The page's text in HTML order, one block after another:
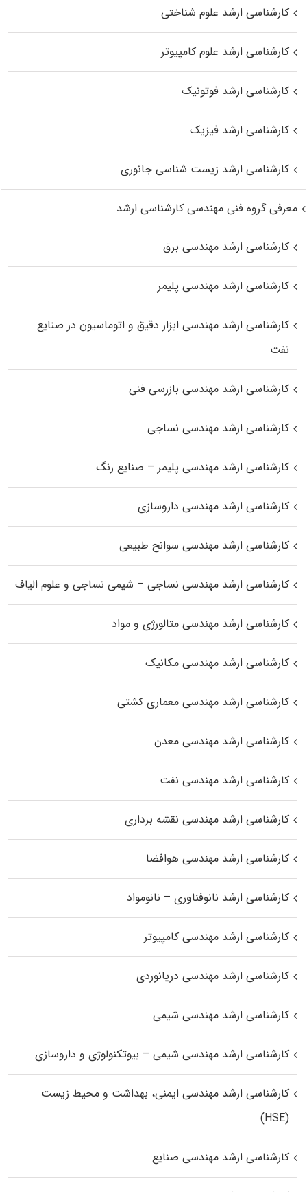
کارشناسی ارشد علوم شناختی
کارشناسی ارشد علوم کامپیوتر
کارشناسی ارشد فوتونیک
کارشناسی ارشد فیزیک
کارشناسی ارشد زیست‌ شناسی جانوری
معرفی گروه فنی مهندسی کارشناسی ارشد
کارشناسی ارشد مهندسی برق
کارشناسی ارشد مهندسی پلیمر
کارشناسی ارشد مهندسی ابزار دقیق و اتوماسیون در صنایع
نفت
کارشناسی ارشد مهندسی بازرسی فنی
کارشناسی ارشد مهندسی نساجی
کارشناسی ارشد مهندسی پلیمر – صنایع رنگ
کارشناسی ارشد مهندسی داروسازی
کارشناسی ارشد مهندسی سوانح طبیعی
کارشناسی ارشد مهندسی نساجی – شیمی نساجی و علوم الیاف
کارشناسی ارشد مهندسی متالورژی و مواد
کارشناسی ارشد مهندسی مکانیک
کارشناسی ارشد مهندسی معماری کشتی
کارشناسی ارشد مهندسی معدن
کارشناسی ارشد مهندسی نفت
کارشناسی ارشد مهندسی نقشه برداری
کارشناسی ارشد مهندسی هوافضا
کارشناسی ارشد نانوفناوری – نانومواد
کارشناسی ارشد مهندسی کامپیوتر
کارشناسی ارشد مهندسی دریانوردی
کارشناسی ارشد مهندسی شیمی
کارشناسی ارشد مهندسی شیمی – بیوتکنولوژی و داروسازی
کارشناسی ارشد مهندسی ایمنی، بهداشت و محیط زیست
(HSE)
کارشناسی ارشد مهندسی صنایع